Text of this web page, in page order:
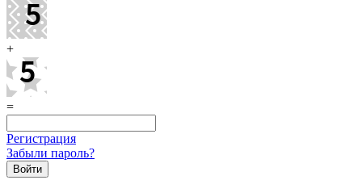
+
=
Регистрация
Забыли пароль?